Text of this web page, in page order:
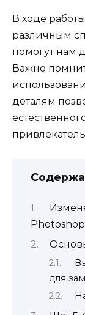
В ходе
различным
помогут нам
Важно
деталям
для